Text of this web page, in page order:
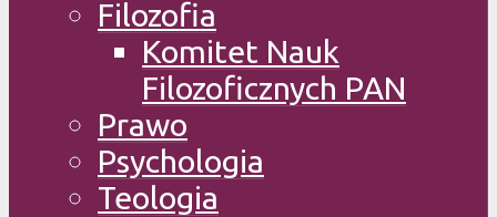
Filozofia
Komitet Nauk
Filozoficznych PAN
Prawo
Psychologia
Teologia